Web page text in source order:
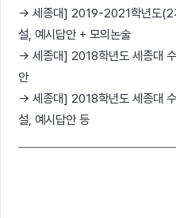
→ 세종대] 2019-2021학년도(2
설, 예시답안 + 모의논술
→ 세종대] 2018학년도 세종대
안
→ 세종대] 2018학년도 세종대
설, 예시답안 등